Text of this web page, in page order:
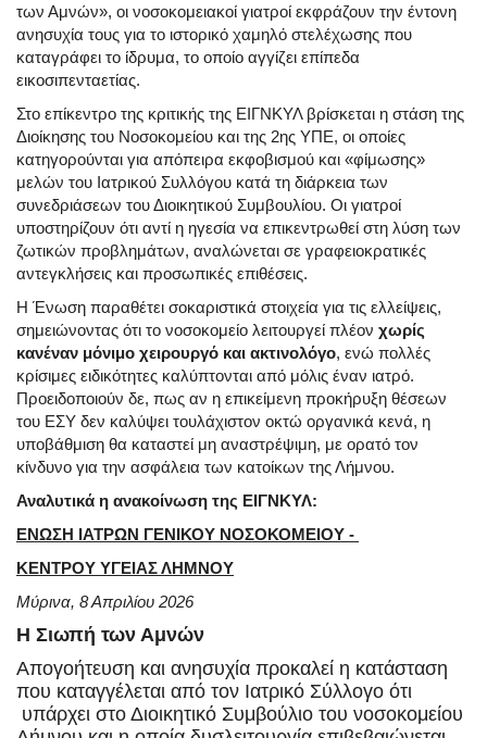
των Αμνών», οι νοσοκομειακοί γιατροί εκφράζουν την έντονη
ανησυχία τους για το ιστορικό χαμηλό στελέχωσης που
καταγράφει το ίδρυμα, το οποίο αγγίζει επίπεδα
εικοσιπενταετίας.
Στο επίκεντρο της κριτικής της ΕΙΓΝΚΥΛ βρίσκεται η στάση της
Διοίκησης του Νοσοκομείου και της 2ης ΥΠΕ, οι οποίες
κατηγορούνται για απόπειρα εκφοβισμού και «φίμωσης»
μελών του Ιατρικού Συλλόγου κατά τη διάρκεια των
συνεδριάσεων του Διοικητικού Συμβουλίου. Οι γιατροί
υποστηρίζουν ότι αντί η ηγεσία να επικεντρωθεί στη λύση των
ζωτικών προβλημάτων, αναλώνεται σε γραφειοκρατικές
αντεγκλήσεις και προσωπικές επιθέσεις.
Η Ένωση παραθέτει σοκαριστικά στοιχεία για τις ελλείψεις,
σημειώνοντας ότι το νοσοκομείο λειτουργεί πλέον χωρίς
κανέναν μόνιμο χειρουργό και ακτινολόγο, ενώ πολλές
κρίσιμες ειδικότητες καλύπτονται από μόλις έναν ιατρό.
Προειδοποιούν δε, πως αν η επικείμενη προκήρυξη θέσεων
του ΕΣΥ δεν καλύψει τουλάχιστον οκτώ οργανικά κενά, η
υποβάθμιση θα καταστεί μη αναστρέψιμη, με ορατό τον
κίνδυνο για την ασφάλεια των κατοίκων της Λήμνου.
Αναλυτικά η ανακοίνωση της ΕΙΓΝΚΥΛ:
ΕΝΩΣΗ ΙΑΤΡΩΝ ΓΕΝΙΚΟΥ ΝΟΣΟΚΟΜΕΙΟΥ -
ΚΕΝΤΡΟΥ ΥΓΕΙΑΣ ΛΗΜΝΟΥ
Μύρινα, 8 Απριλίου 2026
Η Σιωπή των Αμνών
Απογοήτευση και ανησυχία προκαλεί η κατάσταση
που καταγγέλεται από τον Ιατρικό Σύλλογο ότι
υπάρχει στο Διοικητικό Συμβούλιο του νοσοκομείου